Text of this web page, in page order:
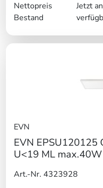
Nettopreis
Jetzt
Bestand
EVN
EVN EPSU120125
U<19 ML
Art.-Nr. 4323928